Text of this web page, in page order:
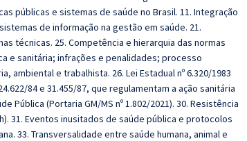
públicas e sistemas de saúde no Brasil. 11. Integração
de informação na gestão em saúde. 21.
técnicas. 25. Competência e hierarquia das normas
e sanitária; infrações e penalidades; processo
e trabalhista. 26. Lei Estadual nº 6.320/1983
84 e 31.455/87, que regulamentam a ação sanitária
Pública (Portaria GM/MS nº 1.802/2021). 30. Resistência
31. Eventos inusitados de saúde pública e protocolos
33. Transversalidade entre saúde humana, animal e